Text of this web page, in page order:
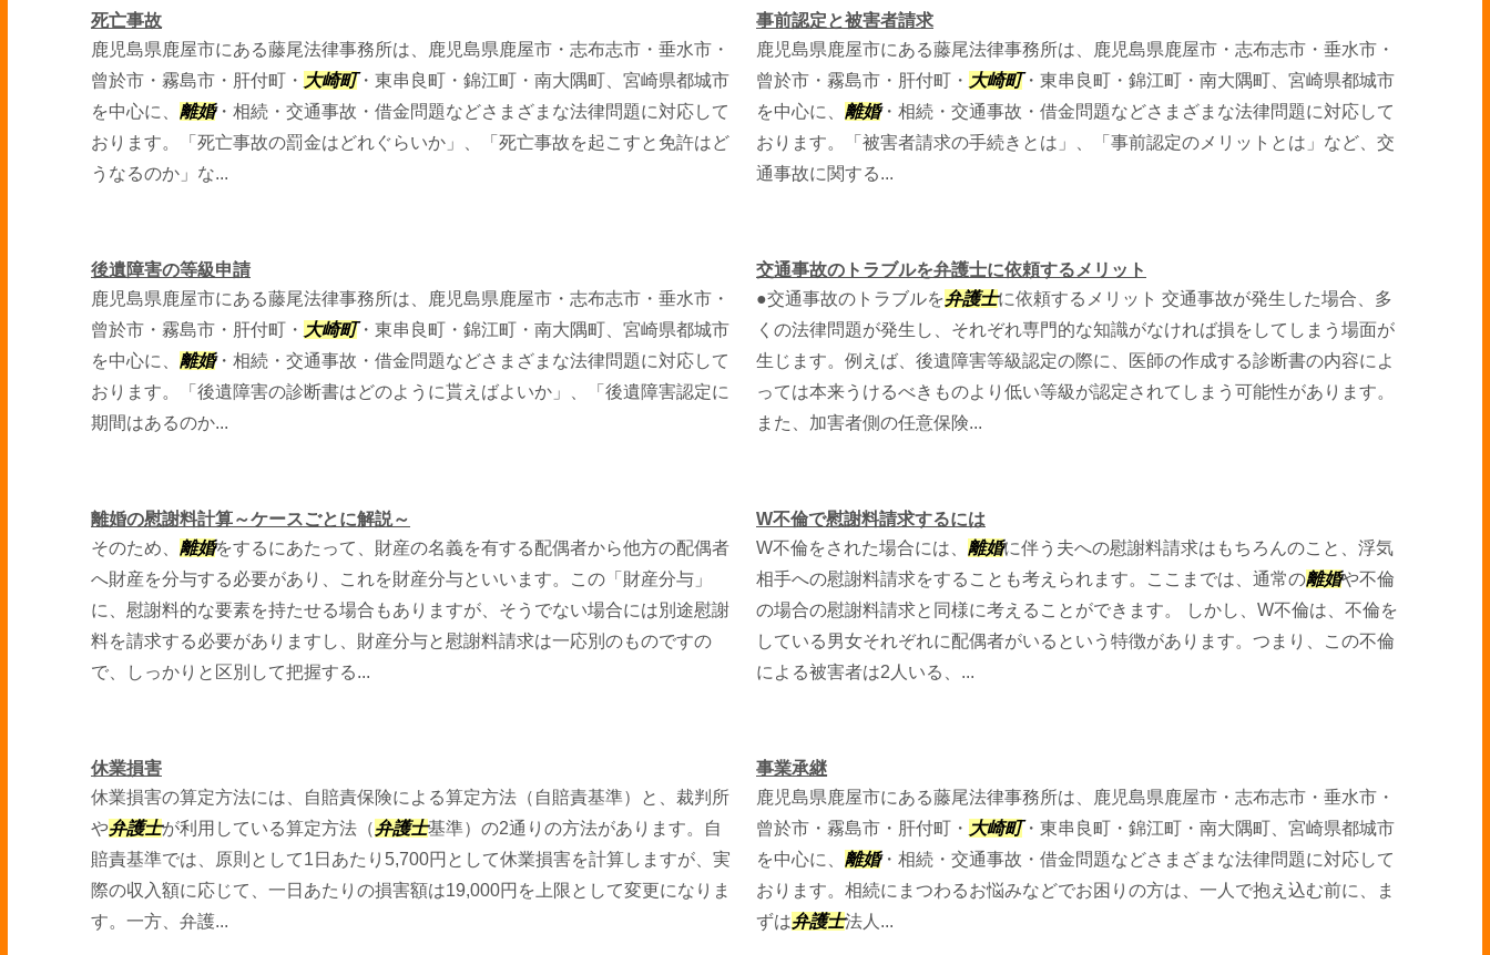
死亡事故
鹿児島県鹿屋市にある藤尾法律事務所は、鹿児島県鹿屋市・志布志市・垂水市・
曾於市・霧島市・肝付町・ 大崎町・東串良町・錦江町・南大隅町、宮崎県都城市
を中心に、 離婚・相続・交通事故・借金問題などさまざまな法律問題に対応して
おります。「死亡事故の罰金はどれぐらいか」、「死亡事故を起こすと免許はど
うなるのか」な...
事前認定と被害者請求
鹿児島県鹿屋市にある藤尾法律事務所は、鹿児島県鹿屋市・志布志市・垂水市・
曾於市・霧島市・肝付町・ 大崎町・東串良町・錦江町・南大隅町、宮崎県都城市
を中心に、 離婚・相続・交通事故・借金問題などさまざまな法律問題に対応して
おります。「被害者請求の手続きとは」、「事前認定のメリットとは」など、交
通事故に関する...
後遺障害の等級申請
鹿児島県鹿屋市にある藤尾法律事務所は、鹿児島県鹿屋市・志布志市・垂水市・
曾於市・霧島市・肝付町・ 大崎町・東串良町・錦江町・南大隅町、宮崎県都城市
を中心に、 離婚・相続・交通事故・借金問題などさまざまな法律問題に対応して
おります。「後遺障害の診断書はどのように貰えばよいか」、「後遺障害認定に
期間はあるのか...
交通事故のトラブルを弁護士に依頼するメリット
●交通事故のトラブルを弁護士に依頼するメリット 交通事故が発生した場合、多
くの法律問題が発生し、それぞれ専門的な知識がなければ損をしてしまう場面が
生じます。例えば、後遺障害等級認定の際に、医師の作成する診断書の内容によ
っては本来うけるべきものより低い等級が認定されてしまう可能性があります。
また、加害者側の任意保険...
離婚の慰謝料計算～ケースごとに解説～
そのため、 離婚をするにあたって、財産の名義を有する配偶者から他方の配偶者
へ財産を分与する必要があり、これを財産分与といいます。この「財産分与」
に、慰謝料的な要素を持たせる場合もありますが、そうでない場合には別途慰謝
料を請求する必要がありますし、財産分与と慰謝料請求は一応別のものですの
で、しっかりと区別して把握する...
W不倫で慰謝料請求するには
W不倫をされた場合には、 離婚に伴う夫への慰謝料請求はもちろんのこと、浮気
相手への慰謝料請求をすることも考えられます。ここまでは、通常の離婚や不倫
の場合の慰謝料請求と同様に考えることができます。 しかし、W不倫は、不倫を
している男女それぞれに配偶者がいるという特徴があります。つまり、この不倫
による被害者は2人いる、...
休業損害
休業損害の算定方法には、自賠責保険による算定方法（自賠責基準）と、裁判所
や弁護士が利用している算定方法（弁護士基準）の2通りの方法があります。自
賠責基準では、原則として1日あたり5,700円として休業損害を計算しますが、実
際の収入額に応じて、一日あたりの損害額は19,000円を上限として変更になりま
す。一方、弁護...
事業承継
鹿児島県鹿屋市にある藤尾法律事務所は、鹿児島県鹿屋市・志布志市・垂水市・
曾於市・霧島市・肝付町・ 大崎町・東串良町・錦江町・南大隅町、宮崎県都城市
を中心に、 離婚・相続・交通事故・借金問題などさまざまな法律問題に対応して
おります。相続にまつわるお悩みなどでお困りの方は、一人で抱え込む前に、ま
ずは弁護士法人...